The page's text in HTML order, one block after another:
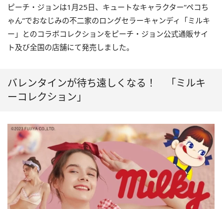
ピーチ・ジョンは1月25日、キュートなキャラクター“ペコち
ゃん”でおなじみの不二家のロングセラーキャンディ「ミルキ
ー」とのコラボコレクションをピーチ・ジョン公式通販サイ
ト及び全国の店舗にて発売しました。
バレンタインが待ち遠しくなる！ 「ミルキ
ーコレクション」